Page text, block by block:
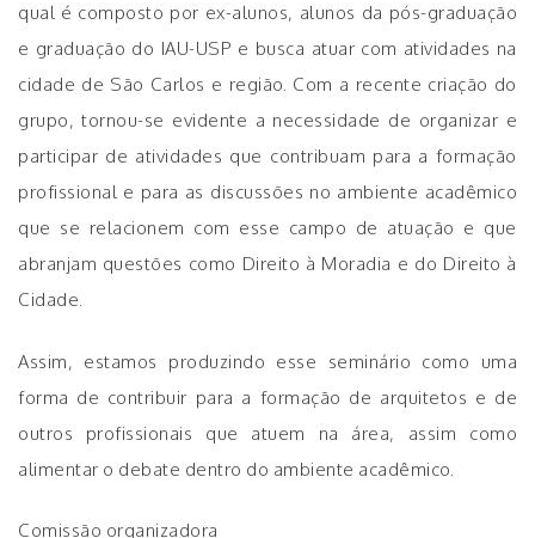
qual é composto por ex-alunos, alunos da pós-graduação
e graduação do IAU-USP e busca atuar com atividades na
cidade de São Carlos e região. Com a recente criação do
grupo, tornou-se evidente a necessidade de organizar e
participar de atividades que contribuam para a formação
profissional e para as discussões no ambiente acadêmico
que se relacionem com esse campo de atuação e que
abranjam questões como Direito à Moradia e do Direito à
Cidade.
Assim, estamos produzindo esse seminário como uma
forma de contribuir para a formação de arquitetos e de
outros profissionais que atuem na área, assim como
alimentar o debate dentro do ambiente acadêmico.
Comissão organizadora